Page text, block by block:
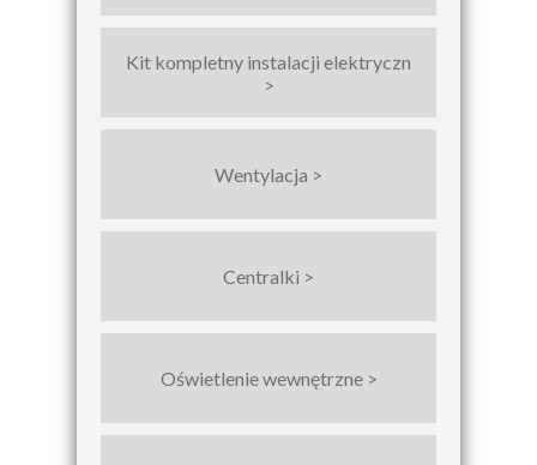
Kit kompletny instalacji elektryczn
>
Wentylacja >
Centralki >
Oświetlenie wewnętrzne >